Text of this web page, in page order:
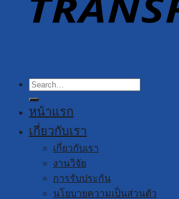
Search
for:
หน้าแรก
เกี่ยวกับเรา
เกี่ยวกับเรา
งานวิจัย
การรับประกัน
นโยบายความเป็นส่วนตัว